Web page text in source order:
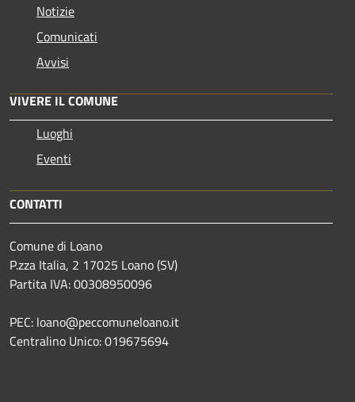
Notizie
Comunicati
Avvisi
VIVERE IL COMUNE
Luoghi
Eventi
CONTATTI
Comune di Loano
P.zza Italia, 2 17025 Loano (SV)
Partita IVA: 00308950096
PEC: loano@peccomuneloano.it
Centralino Unico: 019675694